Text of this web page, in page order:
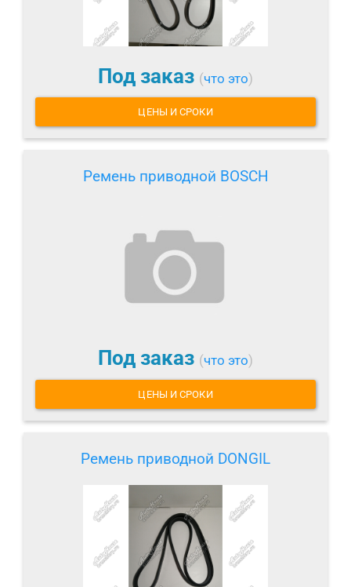
Под заказ (что это)
ЦЕНЫ И СРОКИ
Ремень приводной BOSCH
Под заказ (что это)
ЦЕНЫ И СРОКИ
Ремень приводной DONGIL